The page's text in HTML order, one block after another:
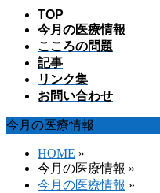
ば
す
TOP
今月の医療情報
こころの問題
記事
リンク集
お問い合わせ
今月の医療情報
HOME »
今月の医療情報 »
今月の医療情報 »